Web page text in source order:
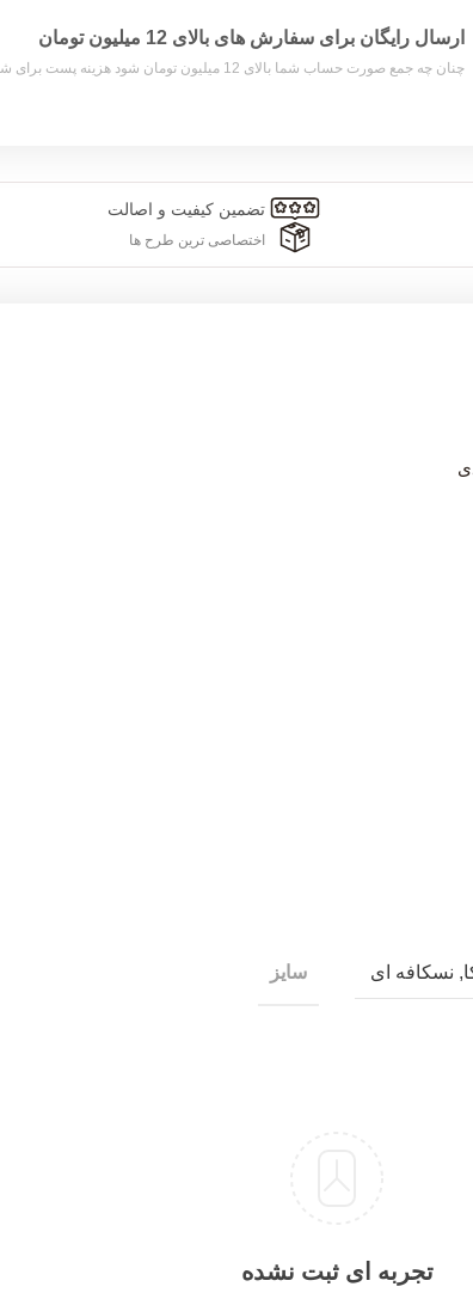
ارسال رایگان برای سفارش های بالای 12 میلیون تومان
چنان چه جمع صورت حساب شما بالای 12 میلیون تومان شود هزینه پست برای شما به صورت رایگان محاسبه خواهد شد.
تضمین کیفیت و اصالت
اختصاصی ترین طرح ها
, نسکافه ای سایز
تجربه ای ثبت نشده